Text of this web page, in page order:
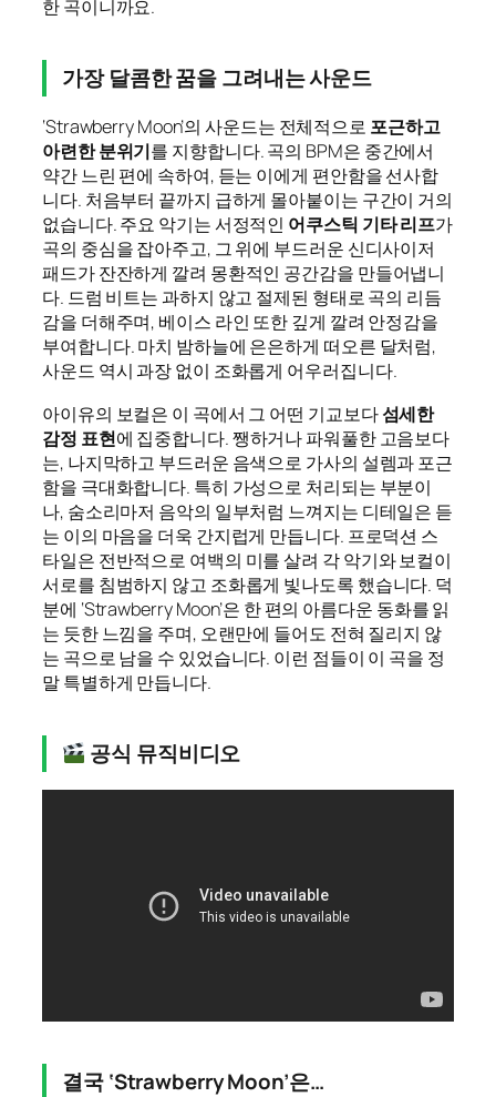
한 곡이니까요.
가장 달콤한 꿈을 그려내는 사운드
‘Strawberry Moon’의 사운드는 전체적으로 포근하고
아련한 분위기를 지향합니다. 곡의 BPM은 중간에서
약간 느린 편에 속하여, 듣는 이에게 편안함을 선사합
니다. 처음부터 끝까지 급하게 몰아붙이는 구간이 거의
없습니다. 주요 악기는 서정적인 어쿠스틱 기타 리프가
곡의 중심을 잡아주고, 그 위에 부드러운 신디사이저
패드가 잔잔하게 깔려 몽환적인 공간감을 만들어냅니
다. 드럼 비트는 과하지 않고 절제된 형태로 곡의 리듬
감을 더해주며, 베이스 라인 또한 깊게 깔려 안정감을
부여합니다. 마치 밤하늘에 은은하게 떠오른 달처럼,
사운드 역시 과장 없이 조화롭게 어우러집니다.
아이유의 보컬은 이 곡에서 그 어떤 기교보다섬세한
감정 표현에 집중합니다. 쨍하거나 파워풀한 고음보다
는, 나지막하고 부드러운 음색으로 가사의 설렘과 포근
함을 극대화합니다. 특히 가성으로 처리되는 부분이
나, 숨소리마저 음악의 일부처럼 느껴지는 디테일은 듣
는 이의 마음을 더욱 간지럽게 만듭니다. 프로덕션 스
타일은 전반적으로 여백의 미를 살려 각 악기와 보컬이
서로를 침범하지 않고 조화롭게 빛나도록 했습니다. 덕
분에 ‘Strawberry Moon’은 한 편의 아름다운 동화를 읽
는 듯한 느낌을 주며, 오랜만에 들어도 전혀 질리지 않
는 곡으로 남을 수 있었습니다. 이런 점들이 이 곡을 정
말 특별하게 만듭니다.
공식 뮤직비디오
결국 ‘Strawberry Moon’은…